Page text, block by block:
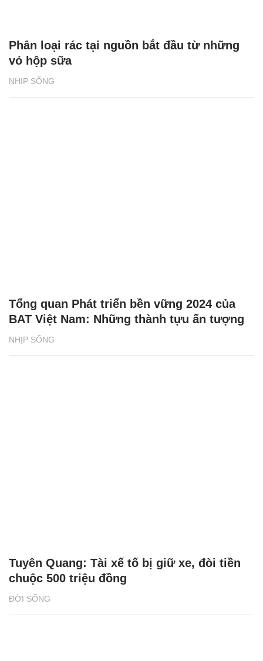
NHỊP SỐNG
Phân loại rác tại nguồn bắt đầu từ những
vỏ hộp sữa
NHỊP SỐNG
Tổng quan Phát triển bền vững 2024 của
BAT Việt Nam: Những thành tựu ấn tượng
ĐỜI SỐNG
Tuyên Quang: Tài xế tố bị giữ xe, đòi tiền
chuộc 500 triệu đồng